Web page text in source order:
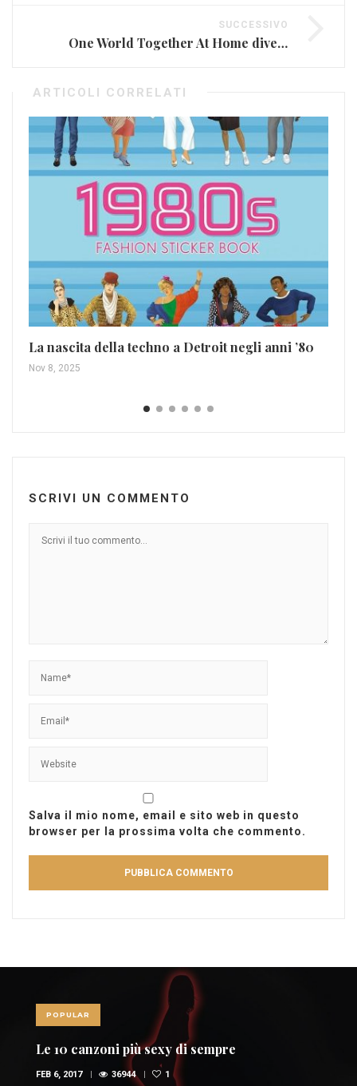
SUCCESSIVO
One World Together At Home diventa una Album
ARTICOLI CORRELATI
La nascita della techno a Detroit negli anni ’80
Nov 8, 2025
SCRIVI UN COMMENTO
Salva il mio nome, email e sito web in questo
browser per la prossima volta che commento.
POPULAR
Le 10 canzoni più sexy di sempre
FEB 6, 2017 36944 1